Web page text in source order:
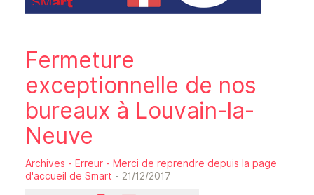
Fermeture
exceptionnelle de nos
bureaux à Louvain-la-
Neuve
Archives - Erreur - Merci de reprendre depuis la page
d'accueil de Smart - 21/12/2017